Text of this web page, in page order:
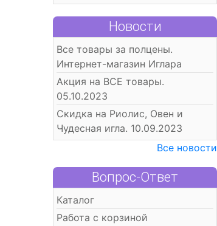
Новости
Все товары за полцены.
Интернет-магазин Иглара
Акция на ВСЕ товары.
05.10.2023
Скидка на Риолис, Овен и
Чудесная игла. 10.09.2023
Все новости
Вопрос-Ответ
Каталог
Работа с корзиной